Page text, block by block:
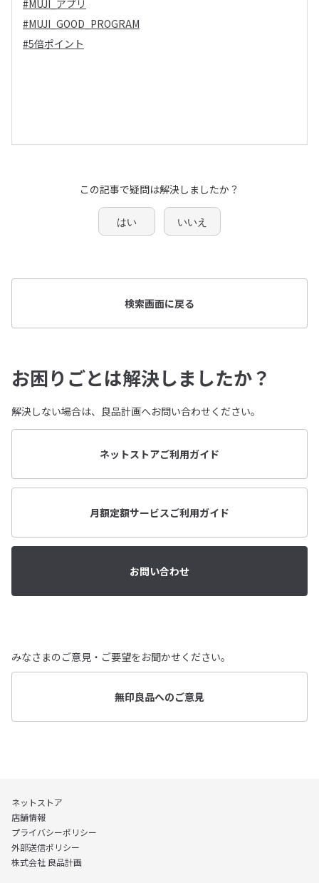
#MUJI_アプリ
#MUJI_GOOD_PROGRAM
#5倍ポイント
この記事で疑問は解決しましたか？
はい いいえ
検索画面に戻る
お困りごとは解決しましたか？
解決しない場合は、良品計画へお問い合わせください。
ネットストアご利用ガイド
月額定額サービスご利用ガイド
お問い合わせ
みなさまのご意見・ご要望をお聞かせください。
無印良品へのご意見
ネットストア
店舗情報
プライバシーポリシー
外部送信ポリシー
株式会社 良品計画